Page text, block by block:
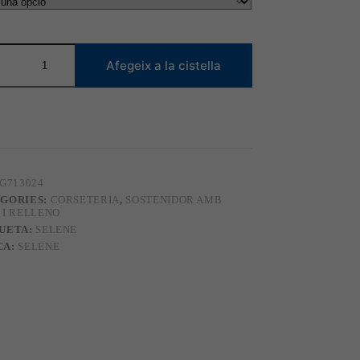
Afegeix a la cistella
G713024
CORSETERIA , SOSTENIDOR AMB
I RELLENO
SELENE
SELENE